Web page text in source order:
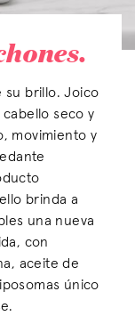
su brillo. Joico
seco y
movimiento y
brinda a
una nueva
con
aceite de
único